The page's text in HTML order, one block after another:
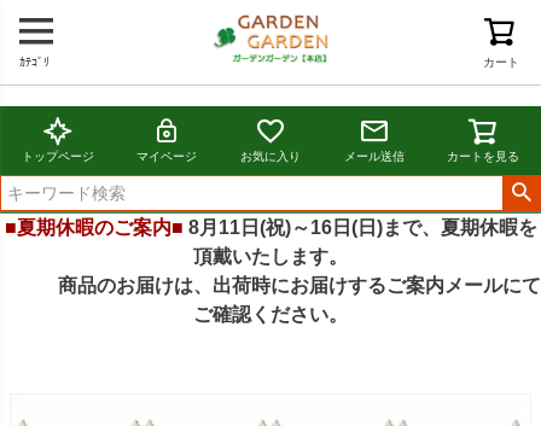
カート
ｶﾃｺﾞﾘ
トップページ マイページ お気に入り メール送信 カートを見る
■夏期休暇のご案内■ 8月11日(祝)～16日(日)まで、夏期休暇を
頂戴いたします。
商品のお届けは、出荷時にお届けするご案内メールにて
ご確認ください。